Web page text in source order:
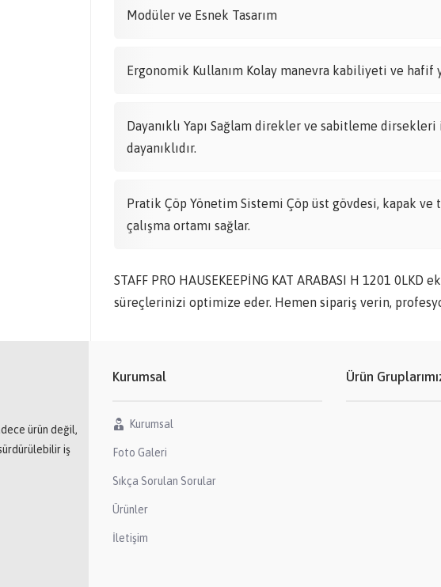
Modüler ve Esnek Tasarım
Ergonomik Kullanım Kolay manevra kabiliyeti ve hafif
Dayanıklı Yapı Sağlam direkler ve sabitleme
dayanıklıdır.
Pratik Çöp Yönetim Sistemi Çöp üst gövdesi, kapak
çalışma ortamı sağlar.
STAFF PRO HAUSEKEEPİNG KAT ARABASI H 1201
süreçlerinizi optimize eder. Hemen sipariş verin,
ürün değil,
iş
Kurumsal
Kurumsal
Foto Galeri
Sıkça Sorulan Sorular
Ürünler
İletişim
Ürün